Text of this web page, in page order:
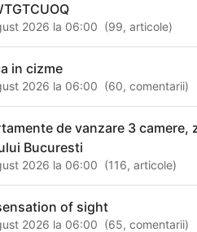
2026 la 06:00 (99,articole)
in cizme
2026 la 06:00 (60,comentarii)
de vanzare 3 camere,
Bucuresti
2026 la 06:00 (116,articole)
of sight
2026 la 06:00 (65,comentarii)